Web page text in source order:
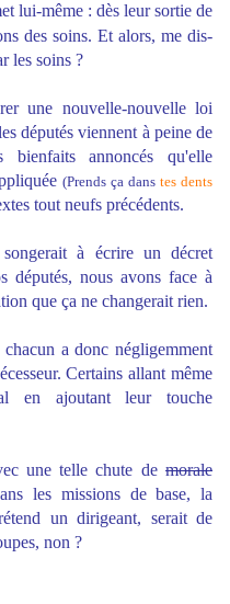
lui-même : dès leur sortie de
des soins. Et alors, me dis-
les soins ?
une nouvelle-nouvelle loi
députés viennent à peine de
annoncés qu'elle
(Prends ça dans tes dents
tout neufs précédents.
à écrire un décret
députés, nous avons face à
que ça ne changerait rien.
a donc négligemment
Certains allant même
en ajoutant leur touche
une telle chute de morale
les missions de base, la
un dirigeant, serait de
non ?